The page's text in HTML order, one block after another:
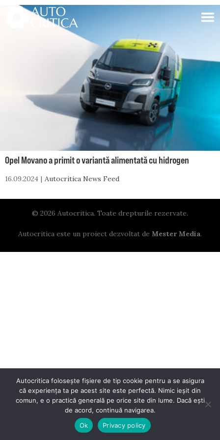
Opel Movano a primit o variantă alimentată cu hidrogen
16.09.2024 Autocritica News Feed
© 2026 Autocritica. Toate drepturile rezervate.
Autocritica este un proiect dezvoltat de Mester Media.
Autocritica folosește fișiere de tip cookie pentru a se asigura
că experiența ta pe acest site este perfectă. Nimic ieșit din
comun, e o practică generală pe orice site din lume. Dacă ești
de acord, continuă navigarea.
Ok
Privacy policy